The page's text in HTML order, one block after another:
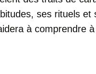
ses rituels et
à comprendre